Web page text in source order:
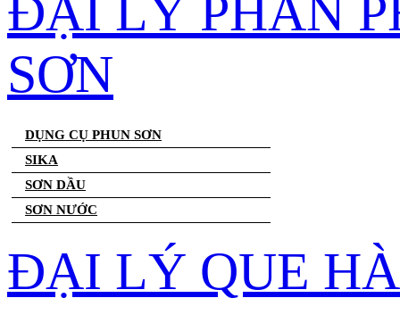
ĐẠI LÝ PHÂN
SƠN
DỤNG CỤ PHUN SƠN
SIKA
SƠN DẦU
SƠN NƯỚC
ĐẠI LÝ QUE